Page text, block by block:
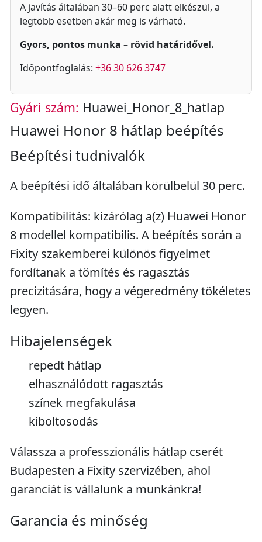
A javítás általában 30–60 perc alatt elkészül, a
legtöbb esetben akár meg is várható.
Gyors, pontos munka – rövid határidővel.
Időpontfoglalás: +36 30 626 3747
Gyári szám: Huawei_Honor_8_hatlap
Huawei Honor 8 hátlap beépítés
Beépítési tudnivalók
A beépítési idő általában körülbelül 30 perc.
Kompatibilitás: kizárólag a(z) Huawei Honor
8 modellel kompatibilis. A beépítés során a
Fixity szakemberei különös figyelmet
fordítanak a tömítés és ragasztás
precizitására, hogy a végeredmény tökéletes
legyen.
Hibajelenségek
repedt hátlap
elhasználódott ragasztás
színek megfakulása
kiboltosodás
Válassza a professzionális hátlap cserét
Budapesten a Fixity szervizében, ahol
garanciát is vállalunk a munkánkra!
Garancia és minőség